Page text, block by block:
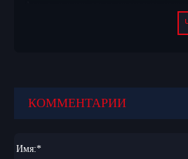
С каждым шагом в саду Аслан
раскрыть его тайны. Противостояние
место, а отражение его внутреннего
КОММЕНТАРИИ
Имя:*